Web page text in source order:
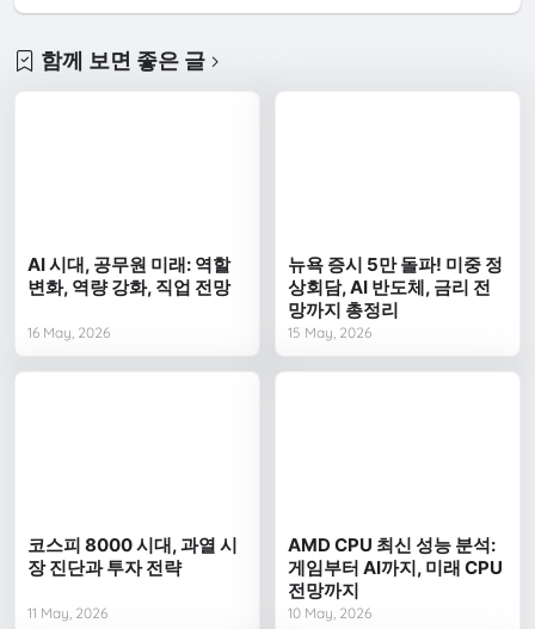
함께 보면 좋은 글
AI 시대, 공무원 미래: 역할
변화, 역량 강화, 직업 전망
16 May, 2026
뉴욕 증시 5만 돌파! 미중 정
상회담, AI 반도체, 금리 전
망까지 총정리
15 May, 2026
코스피 8000 시대, 과열 시
장 진단과 투자 전략
11 May, 2026
AMD CPU 최신 성능 분석:
게임부터 AI까지, 미래 CPU
전망까지
10 May, 2026